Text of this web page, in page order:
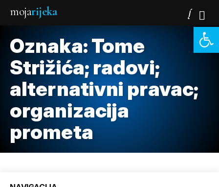
mojarijeka
Oznaka:Tome
Strižića; radovi;
alternativni pravac;
organizacija
prometa